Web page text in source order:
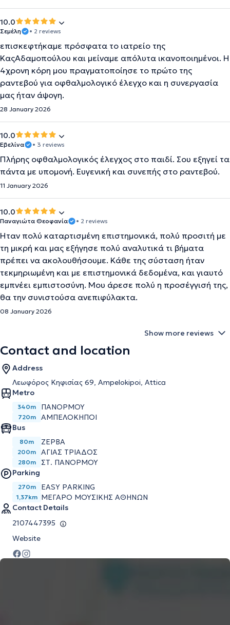
10.0
Σεμέλη • 2 reviews
επισκεφτήκαμε πρόσφατα το ιατρείο της
ΚαςΑδαμοπούλου και μείναμε απόλυτα ικανοποιημένοι. Η
4χρονη κόρη μου πραγματοποίησε το πρώτο της
ραντεβού για οφθαλμολογικό έλεγχο και η συνεργασία
μας ήταν άψογη.
28 January 2026
10.0
Εβελίνα • 3 reviews
Πλήρης οφθαλμολογικός έλεγχος στο παιδί. Σου εξηγεί τα
πάντα με υπομονή. Ευγενική και συνεπής στο ραντεβού.
11 January 2026
10.0
Παναγιώτα Θεοφανία • 2 reviews
Ήταν πολύ καταρτισμένη επιστημονικά, πολύ προσιτή με
τη μικρή και μας εξήγησε πολύ αναλυτικά τι βήματα
πρέπει να ακολουθήσουμε. Κάθε της σύσταση ήταν
τεκμηριωμένη και με επιστημονικά δεδομένα, και γιαυτό
εμπνέει εμπιστοσύνη. Μου άρεσε πολύ η προσέγγισή της,
θα την συνιστούσα ανεπιφύλακτα.
08 January 2026
Show more reviews
Contact and location
Address
Λεωφόρος Κηφισίας 69, Ampelokipoi, Attica
Metro
340m ΠΑΝΌΡΜΟΥ
720m
ΑΜΠΕΛΌΚΗΠΟΙ
Bus
80m ΖΕΡΒΑ
200m ΑΓΙΑΣ ΤΡΙΑΔΟΣ
280m
ΣΤ. ΠΑΝΟΡΜΟΥ
Parking
270m EASY PARKING
1,37km ΜΕΓΆΡΟ ΜΟΥΣΙΚΉΣ ΑΘΗΝΏΝ
Contact Details
2107447395
Website